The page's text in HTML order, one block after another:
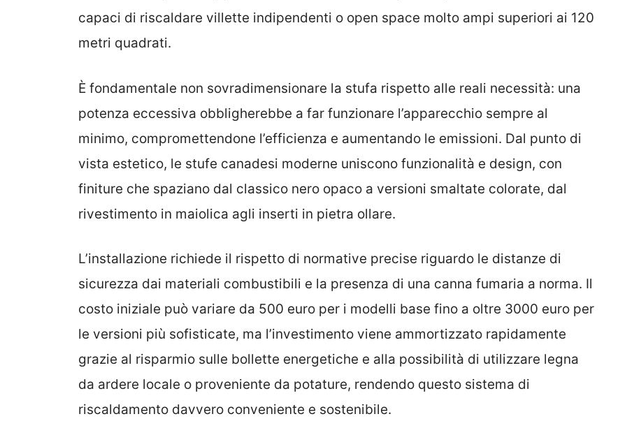
capaci di riscaldare villette indipendenti o open space molto ampi superiori ai 120
metri quadrati.
È fondamentale non sovradimensionare la stufa rispetto alle reali necessità: una
potenza eccessiva obbligherebbe a far funzionare l’apparecchio sempre al
minimo, compromettendone l’efficienza e aumentando le emissioni. Dal punto di
vista estetico, le stufe canadesi moderne uniscono funzionalità e design, con
finiture che spaziano dal classico nero opaco a versioni smaltate colorate, dal
rivestimento in maiolica agli inserti in pietra ollare.
L’installazione richiede il rispetto di normative precise riguardo le distanze di
sicurezza dai materiali combustibili e la presenza di una canna fumaria a norma. Il
costo iniziale può variare da 500 euro per i modelli base fino a oltre 3000 euro per
le versioni più sofisticate, ma l’investimento viene ammortizzato rapidamente
grazie al risparmio sulle bollette energetiche e alla possibilità di utilizzare legna
da ardere locale o proveniente da potature, rendendo questo sistema di
riscaldamento davvero conveniente e sostenibile.